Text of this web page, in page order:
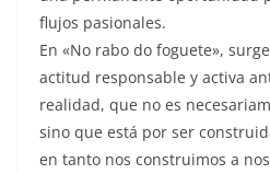
flujos pasionales.
En «No rabo do foguete»,
actitud responsable y activa
realidad, que no es
sino que está por ser
en tanto nos construimos a